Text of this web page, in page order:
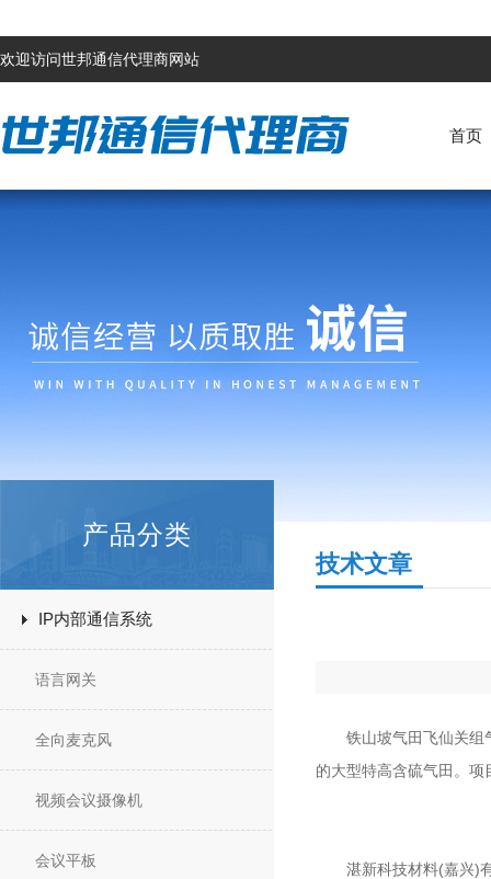
欢迎访问世邦通信代理商网站
首页
产品分类
IP内部通信系统
语言网关
全向麦克风
视频会议摄像机
会议平板
技术文章
铁山坡气田飞仙关组气
的大型特高含硫气田。
湛新科技材料(嘉兴)有